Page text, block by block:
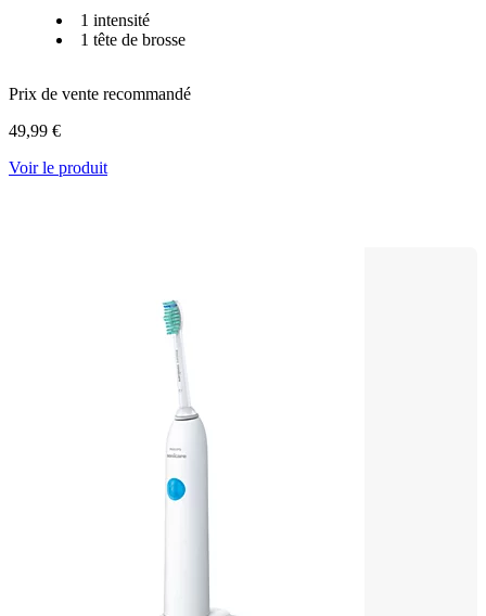
1 intensité
1 tête de brosse
Prix de vente recommandé
49,99 €
Voir le produit